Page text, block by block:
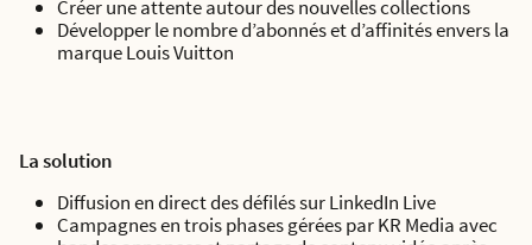
Créer une attente autour des nouvelles collections
Développer le nombre d’abonnés et d’affinités envers la
marque Louis Vuitton
La solution
Diffusion en direct des défilés sur LinkedIn Live
Campagnes en trois phases gérées par KR Media avec